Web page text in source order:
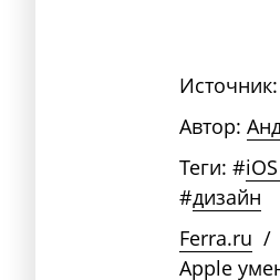
Источник:
Автор:
Теги: #
#дизайн
Ferra.ru /
Apple